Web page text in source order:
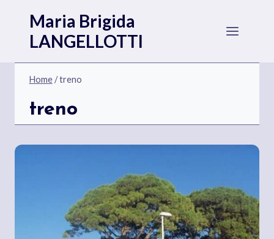
contenuto
Maria Brigida
LANGELLOTTI
Home/treno
treno